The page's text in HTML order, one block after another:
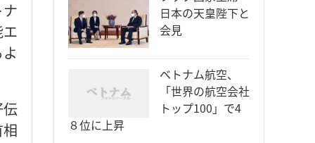
日本の天皇陛下と
会見
ベトナム航空、
「世界の航空会社
トップ100」で4
８位に上昇